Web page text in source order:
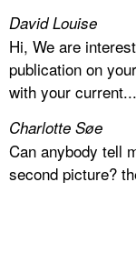
David Louise
Hi, We are
publication on
with your current...
Charlotte Søe
Can anybody tell
second picture?